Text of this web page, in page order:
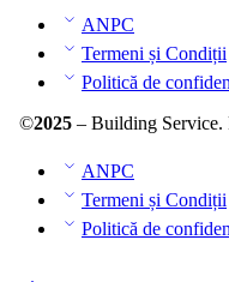
ANPC
Termeni și Condiții
Politică de
©2025– Building Service.
ANPC
Termeni și Condiții
Politică de